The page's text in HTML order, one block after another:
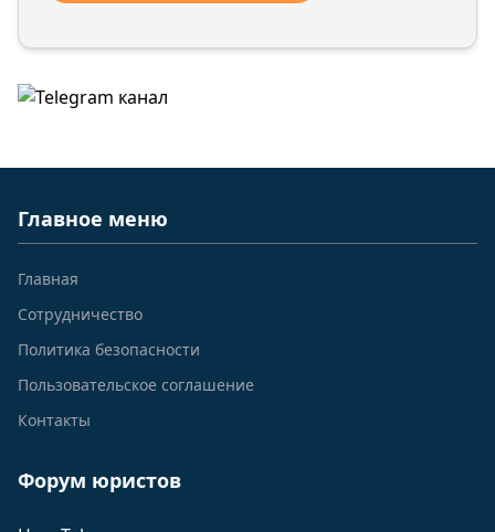
Главное меню
Главная
Сотрудничество
Политика безопасности
Пользовательское соглашение
Контакты
Форум юристов